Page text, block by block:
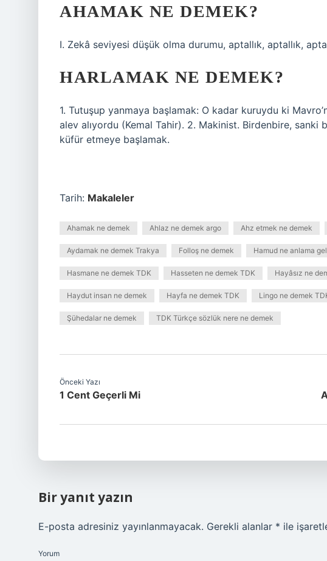
AHAMAK NE DEMEK?
I. Zekâ seviyesi düşük olma durumu, aptallık, aptallık,
HARLAMAK NE DEMEK?
1. Tutuşup yanmaya başlamak: O kadar kuruydu ki
alev alıyordu (Kemal Tahir). 2. Makinist. Birdenbire,
küfür etmeye başlamak.
Tarih: Makaleler
Ahamak ne demek Ahlaz ne demek argo Ahz etmek ne demek
Aydamak ne demek Trakya Folloş ne demek Hamud ne anlama
Hasmane ne demek TDK Hasseten ne demek TDK Hayâsız ne
Haydut insan ne demek Hayfa ne demek TDK Lingo ne demek
Şühedalar ne demek TDK Türkçe sözlük nere ne demek
Önceki Yazı
1 Cent Geçerli Mi
Bir yanıt yazın
E-posta adresiniz yayınlanmayacak. Gerekli alanlar * ile
Yorum